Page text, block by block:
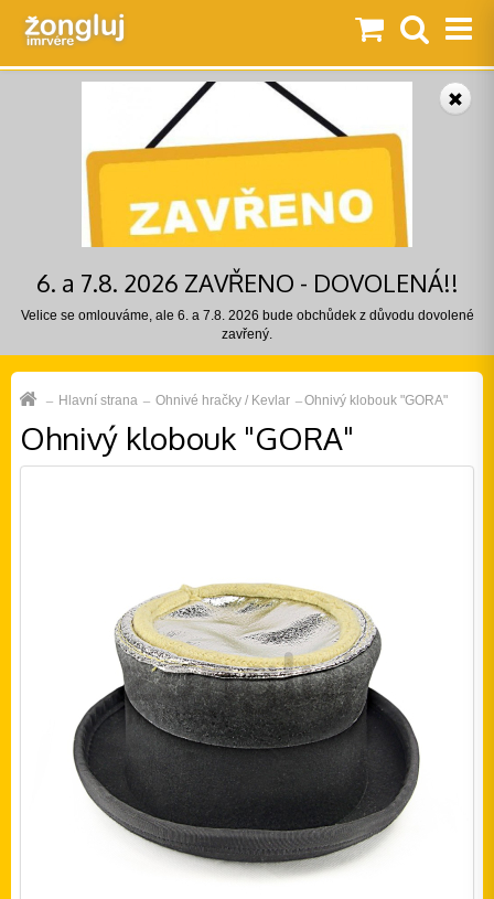
6. a 7.8. 2026 ZAVŘENO - DOVOLENÁ!!
Velice se omlouváme, ale 6. a 7.8. 2026 bude obchůdek z důvodu dovolené
zavřený.
Hlavní strana Ohnivé hračky / Kevlar Ohnivý klobouk "GORA"
Ohnivý klobouk "GORA"